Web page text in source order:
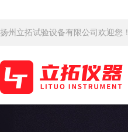
扬州立拓试验设备有限公司欢迎您！